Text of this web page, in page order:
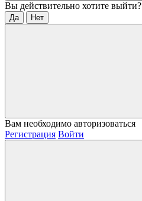
Вы действительно хотите выйти?
Да Нет
Вам необходимо авторизоваться
Регистрация Войти